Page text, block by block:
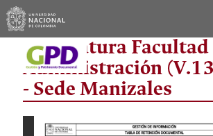
Decanatura Facultad
Administración
- Sede Manizales